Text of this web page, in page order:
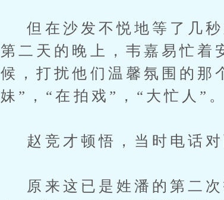
但在沙发不悦地等了几秒
第二天的晚上，韦嘉易忙着
候，打扰他们温馨氛围的那
妹”，“在拍戏”，“大忙人”。
赵竞才顿悟，当时电话对
原来这已是姓潘的第二次